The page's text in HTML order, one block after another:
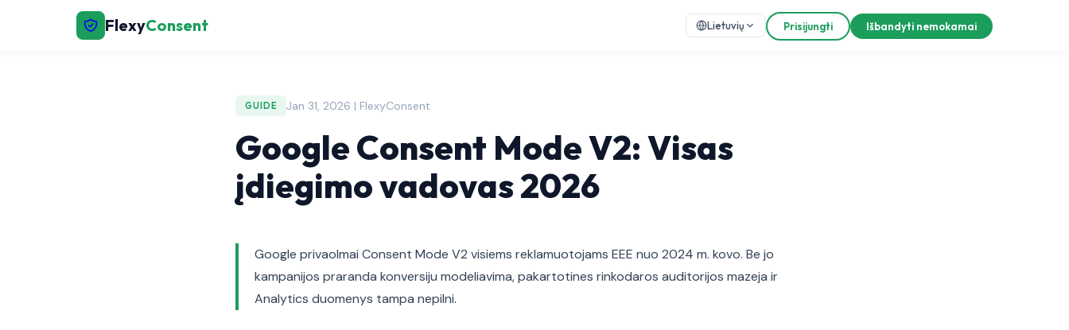
FlexyConsent Lietuvių Prisijungti Išbandyti nemokamai
GUIDE Jan 31, 2026 | FlexyConsent
Google Consent Mode V2: Visas
įdiegimo vadovas 2026
Google privaolmai Consent Mode V2 visiems reklamuotojams EEE nuo 2024 m. kovo. Be jo
kampanijos praranda konversiju modeliavima, pakartotines rinkodaros auditorijos mazeja ir
Analytics duomenys tampa nepilni.